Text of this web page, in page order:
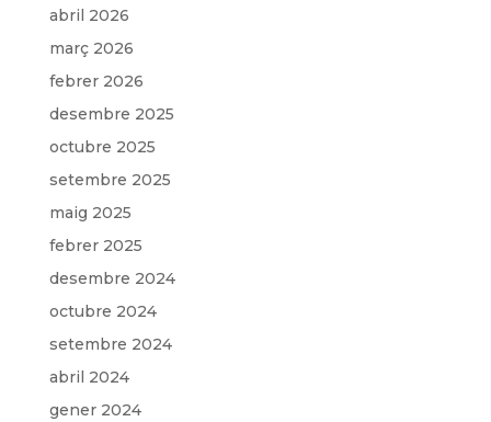
abril 2026
març 2026
febrer 2026
desembre 2025
octubre 2025
setembre 2025
maig 2025
febrer 2025
desembre 2024
octubre 2024
setembre 2024
abril 2024
gener 2024